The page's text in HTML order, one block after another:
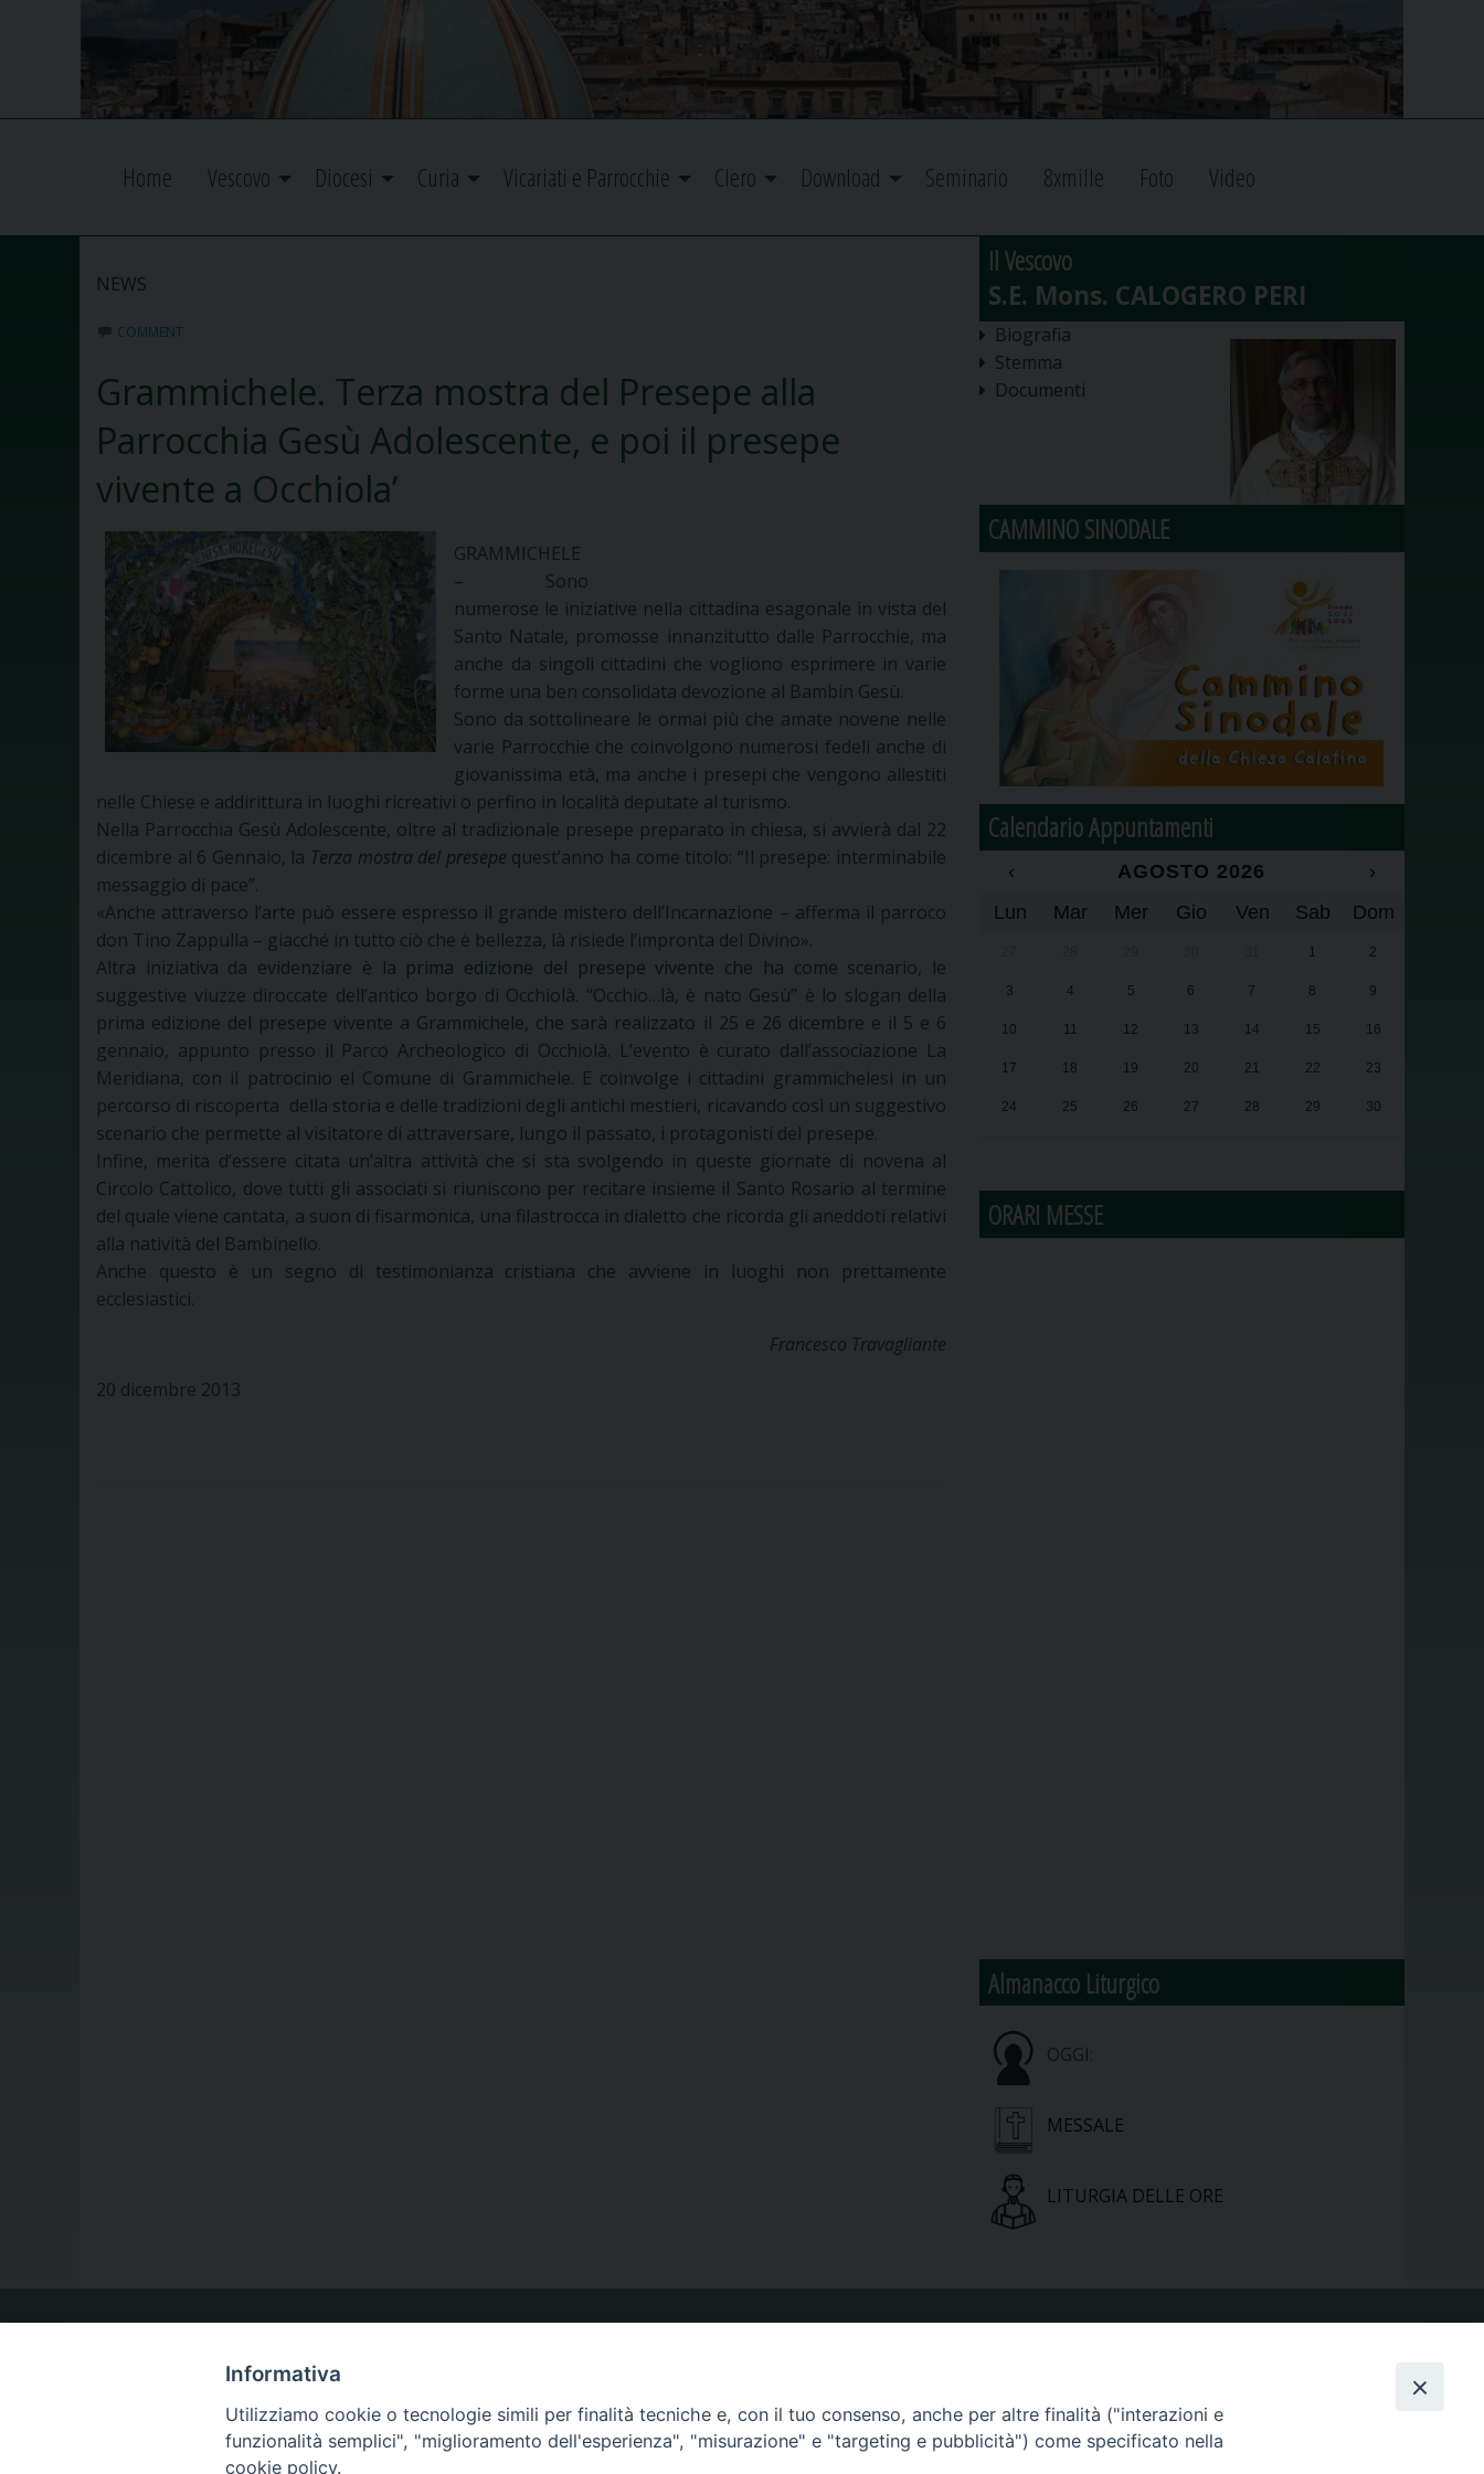
Home Vescovo Diocesi Curia Vicariati e Parrocchie Clero Download Seminario 8xmille Foto Video
NEWS
COMMENT
Grammichele. Terza mostra del Presepe alla
Parrocchia Gesù Adolescente, e poi il presepe
vivente a Occhiola’
GRAMMICHELE
– Sono
numerose le iniziative nella cittadina esagonale in vista del
Santo Natale, promosse innanzitutto dalle Parrocchie, ma
anche da singoli cittadini che vogliono esprimere in varie
forme una ben consolidata devozione al Bambin Gesù.
Sono da sottolineare le ormai più che amate novene nelle
varie Parrocchie che coinvolgono numerosi fedeli anche di
giovanissima età, ma anche i presepi che vengono allestiti
nelle Chiese e addirittura in luoghi ricreativi o perfino in località deputate al turismo.
Nella Parrocchia Gesù Adolescente, oltre al tradizionale presepe preparato in chiesa, si avvierà dal 22
dicembre al 6 Gennaio, la Terza mostra del presepe quest’anno ha come titolo: “Il presepe: interminabile
messaggio di pace”.
«Anche attraverso l’arte può essere espresso il grande mistero dell’Incarnazione – afferma il parroco
don Tino Zappulla – giacché in tutto ciò che è bellezza, là risiede l’impronta del Divino».
Altra iniziativa da evidenziare è la prima edizione del presepe vivente che ha come scenario, le
suggestive viuzze diroccate dell’antico borgo di Occhiolà. “Occhio…là, è nato Gesù” è lo slogan della
prima edizione del presepe vivente a Grammichele, che sarà realizzato il 25 e 26 dicembre e il 5 e 6
gennaio, appunto presso il Parco Archeologico di Occhiolà. L’evento è curato dall’associazione La
Meridiana, con il patrocinio el Comune di Grammichele. E coinvolge i cittadini grammichelesi in un
percorso di riscoperta della storia e delle tradizioni degli antichi mestieri, ricavando così un suggestivo
scenario che permette al visitatore di attraversare, lungo il passato, i protagonisti del presepe.
Infine, merita d’essere citata un’altra attività che si sta svolgendo in queste giornate di novena al
Circolo Cattolico, dove tutti gli associati si riuniscono per recitare insieme il Santo Rosario al termine
del quale viene cantata, a suon di fisarmonica, una filastrocca in dialetto che ricorda gli aneddoti relativi
alla natività del Bambinello.
Anche questo è un segno di testimonianza cristiana che avviene in luoghi non prettamente
ecclesiastici.
Francesco Travagliante
20 dicembre 2013
Il Vescovo
Biografia
Stemma
Documenti
CAMMINO SINODALE
Calendario Appuntamenti
‹ AGOSTO 2026
›
Lun
Mar Mer Gio Ven Sab Dom
1 2
3 4 5 6 7 8 9
10 11 12 13 14 15 16
17 18 19 20 21 22 23
24 25 26 27 28 29 30
ORARI MESSE
Almanacco Liturgico
OGGI:
MESSALE
LITURGIA DELLE ORE
LA NOSTRA DIOCESI
IL VESCOVO
CALENDARIO PASTORALE
PHOTOGALLERY
Informativa
Utilizziamo cookie o tecnologie simili per finalità tecniche e, con il tuo consenso, anche per altre finalità ("interazioni e
funzionalità semplici", "miglioramento dell'esperienza", "misurazione" e "targeting e pubblicità") come specificato nella
cookie policy.